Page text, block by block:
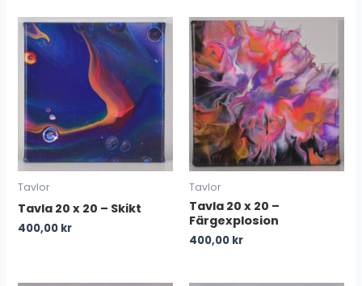
Tavlor
Tavla 20 x 20 – Skikt
400,00 kr
Tavlor
Tavla 20 x 20 –
Färgexplosion
400,00 kr